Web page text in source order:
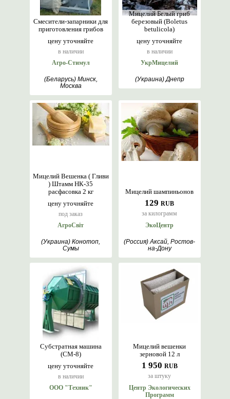
цену уточняйте
в наличии
Смесители-запарники для
приготовления грибов
Агро-Стимул
(Беларусь) Минск,
Москва
цену уточняйте
в наличии
Мицелий Белый гриб
березовый (Boletus
betulicola)
УкрМицелий
(Украина) Днепр
цену уточняйте
под заказ
Мицелий Вешенка ( Гливи
) Штамм НК-35
расфасовка 2 кг
АгроСвіт
(Украина) Конотоп,
Сумы
129 RUB
за килограмм
Мицелий шампиньонов
ЭкоЦентр
(Россия) Аксай, Ростов-
на-Дону
цену уточняйте
в наличии
Субстратная машина
(СМ-8)
ООО "Техник"
1 950 RUB
за штуку
Мицелий вешенки
зерновой 12 л
Центр Экологических
Программ